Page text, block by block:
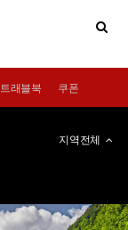
트래블북 쿠폰
지역전체